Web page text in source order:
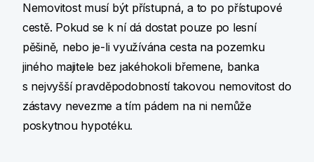
Nemovitost musí být přístupná, a to po přístupové
cestě. Pokud se k ní dá dostat pouze po lesní
pěšině, nebo je-li využívána cesta na pozemku
jiného majitele bez jakéhokoli břemene, banka
s nejvyšší pravděpodobností takovou nemovitost do
zástavy nevezme a tím pádem na ni nemůže
poskytnou hypotéku.